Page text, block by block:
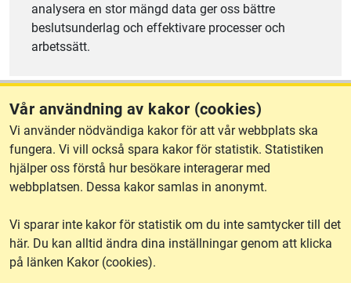
analysera en stor mängd data ger oss bättre
beslutsunderlag och effektivare processer och
arbetssätt.
Vår användning av kakor (cookies)
Vi använder nödvändiga kakor för att vår webbplats ska
fungera. Vi vill också spara kakor för statistik. Statistiken
hjälper oss förstå hur besökare interagerar med
webbplatsen. Dessa kakor samlas in anonymt.
Vi sparar inte kakor för statistik om du inte samtycker till det
här. Du kan alltid ändra dina inställningar genom att klicka
på länken Kakor (cookies).
Kontakt
lantmateriet.se